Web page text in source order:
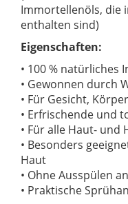
Immortellenöls, die
enthalten sind)
Eigenschaften:
• 100 %
• Gewonnen durch
• Für Gesicht,
• Erfrischende und
• Für alle Haut- und
• Besonders
Haut
• Ohne Ausspülen
• Praktische